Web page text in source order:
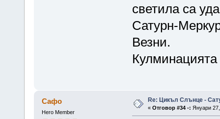
светила са
Сатурн-
Везни.
Кулминацията
Сафо
Hero Member
Re: Цикъл Слънце -
« Отговор #34 -: Януари